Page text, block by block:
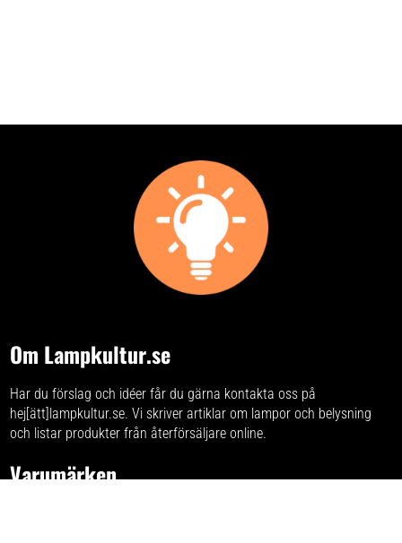
Om Lampkultur.se
Har du förslag och idéer får du gärna kontakta oss på
hej[ätt]lampkultur.se. Vi skriverartiklar om lampor och belysning
och listar produkter från återförsäljare online.
Varumärken